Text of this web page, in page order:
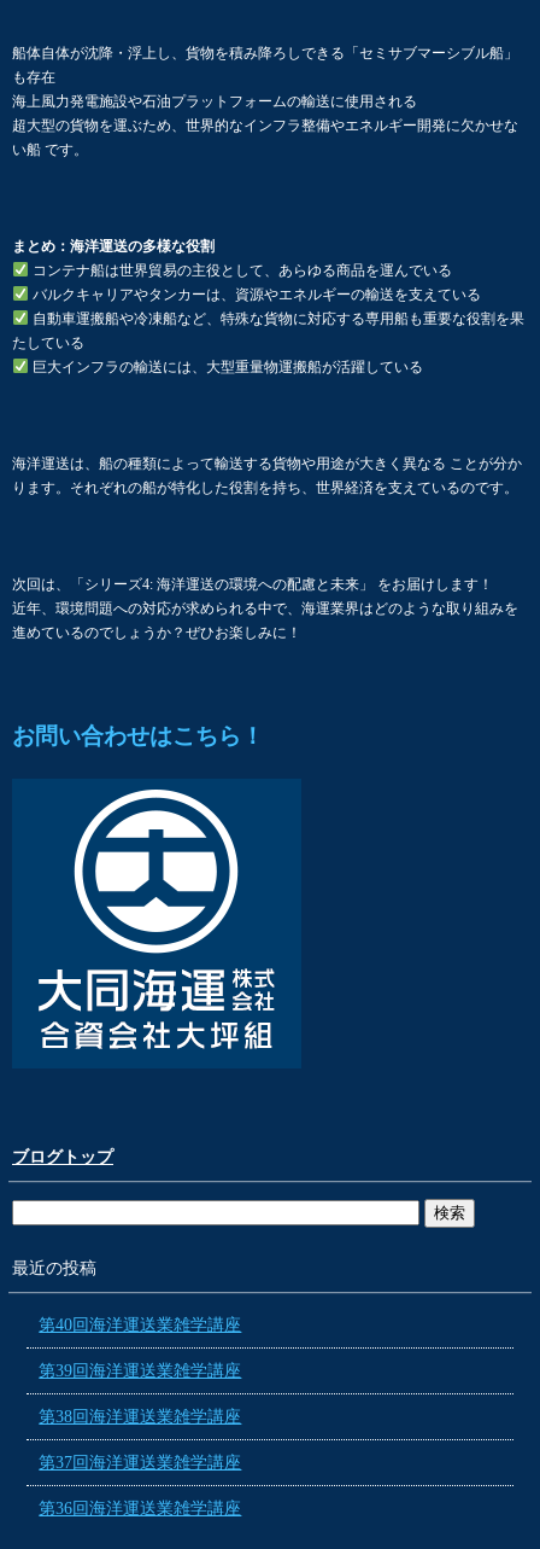
船体自体が沈降・浮上し、貨物を積み降ろしできる「セミサブマーシブル船」
も存在
海上風力発電施設や石油プラットフォームの輸送に使用される
超大型の貨物を運ぶため、世界的なインフラ整備やエネルギー開発に欠かせな
い船 です。
まとめ：海洋運送の多様な役割
コンテナ船は世界貿易の主役として、あらゆる商品を運んでいる
バルクキャリアやタンカーは、資源やエネルギーの輸送を支えている
自動車運搬船や冷凍船など、特殊な貨物に対応する専用船も重要な役割を果
たしている
巨大インフラの輸送には、大型重量物運搬船が活躍している
海洋運送は、船の種類によって輸送する貨物や用途が大きく異なる ことが分か
ります。それぞれの船が特化した役割を持ち、世界経済を支えているのです。
次回は、「シリーズ4: 海洋運送の環境への配慮と未来」 をお届けします！
近年、環境問題への対応が求められる中で、海運業界はどのような取り組みを
進めているのでしょうか？ぜひお楽しみに！
お問い合わせはこちら！
ブログトップ
最近の投稿
第40回海洋運送業雑学講座
第39回海洋運送業雑学講座
第38回海洋運送業雑学講座
第37回海洋運送業雑学講座
第36回海洋運送業雑学講座